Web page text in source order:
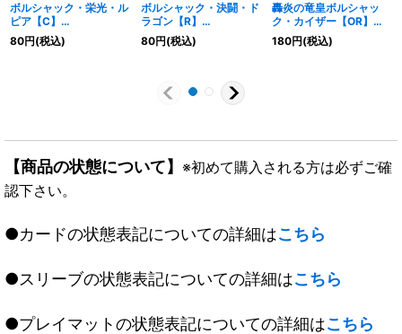
ボルシャック・栄光・ル
ピア【C】
{23BD460/60}《多》
80円(税込)
ボルシャック・決闘・ド
ラゴン【R】
{23BD442/60}《多》
80円(税込)
轟炎の竜皇ボルシャッ
ク・カイザー【OR】
{22RP2OR1/OR2}
《火》
180円(税込)
【商品の状態について】 ※初めて購入される方は必ずご確
認下さい。
●カードの状態表記についての詳細はこちら
●スリーブの状態表記についての詳細はこちら
●プレイマットの状態表記についての詳細はこちら